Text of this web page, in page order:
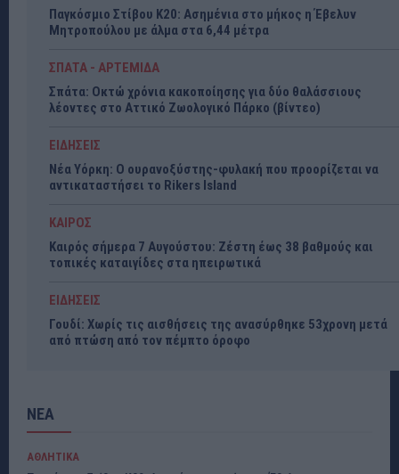
Παγκόσμιο Στίβου Κ20: Ασημένια στο μήκος η Έβελυν
Μητροπούλου με άλμα στα 6,44 μέτρα
ΣΠΑΤΑ - ΑΡΤΕΜΙΔΑ
Σπάτα: Οκτώ χρόνια κακοποίησης για δύο θαλάσσιους
λέοντες στο Αττικό Ζωολογικό Πάρκο (βίντεο)
ΕΙΔΗΣΕΙΣ
Νέα Υόρκη: Ο ουρανοξύστης-φυλακή που προορίζεται να
αντικαταστήσει το Rikers Island
ΚΑΙΡΟΣ
Καιρός σήμερα 7 Αυγούστου: Ζέστη έως 38 βαθμούς και
τοπικές καταιγίδες στα ηπειρωτικά
ΕΙΔΗΣΕΙΣ
Γουδί: Χωρίς τις αισθήσεις της ανασύρθηκε 53χρονη μετά
από πτώση από τον πέμπτο όροφο
ΝΕΑ
ΑΘΛΗΤΙΚΑ